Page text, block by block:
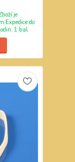
je
do
1 bal